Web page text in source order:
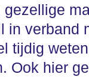
in verband
tijdig
Ook hier